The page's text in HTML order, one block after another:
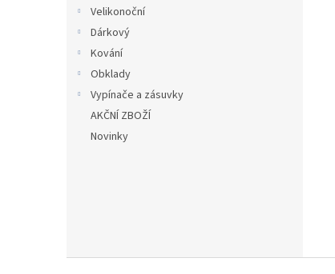
Velikonoční
Dárkový
Kování
Obklady
Vypínače a zásuvky
AKČNÍ ZBOŽÍ
Novinky